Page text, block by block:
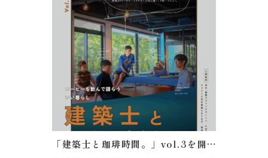
「建築士と珈琲時間。」vol.3を開催します。